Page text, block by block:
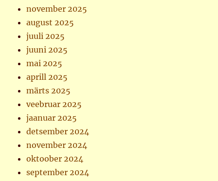
november 2025
august 2025
juuli 2025
juuni 2025
mai 2025
aprill 2025
märts 2025
veebruar 2025
jaanuar 2025
detsember 2024
november 2024
oktoober 2024
september 2024